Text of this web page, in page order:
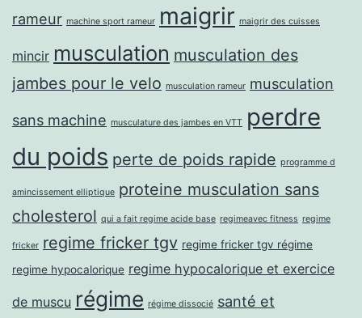
rameur machine sport rameur maigrir maigrir des cuisses
mincir musculation musculation des
jambes pour le velo musculation rameur musculation
sans machine musculature des jambes en VTT perdre
du poids perte de poids rapide programme d
amincissement elliptique proteine musculation sans
cholesterol qui a fait regime acide base regimeavec fitness regime
fricker regime fricker tgv regime fricker tgv régime
regime hypocalorique regime hypocalorique et exercice
de muscu régime régime dissocié santé et